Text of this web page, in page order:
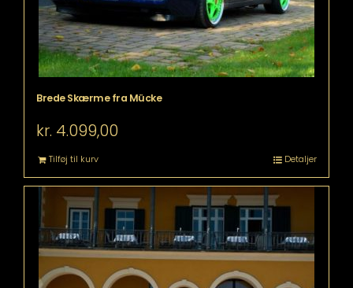
Brede Skærme fra Mücke
kr. 4.099,00
Tilføj til kurv Detaljer